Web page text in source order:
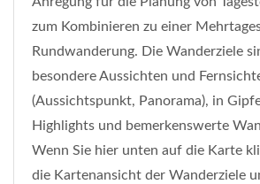
zum Kombinieren zu einer
Rundwanderung. Die Wanderziele
besondere Aussichten und
(Aussichtspunkt, Panorama), in
Highlights und bemerkenswerte
Wenn Sie hier unten auf die Karte
die Kartenansicht der Wanderziele